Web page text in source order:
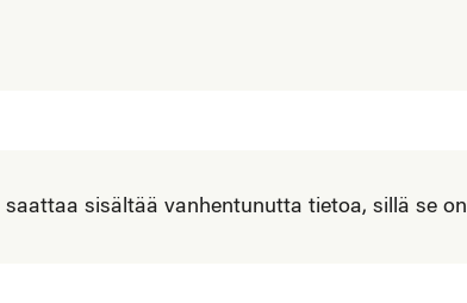
saattaa sisältää vanhentunutta tietoa, sillä se